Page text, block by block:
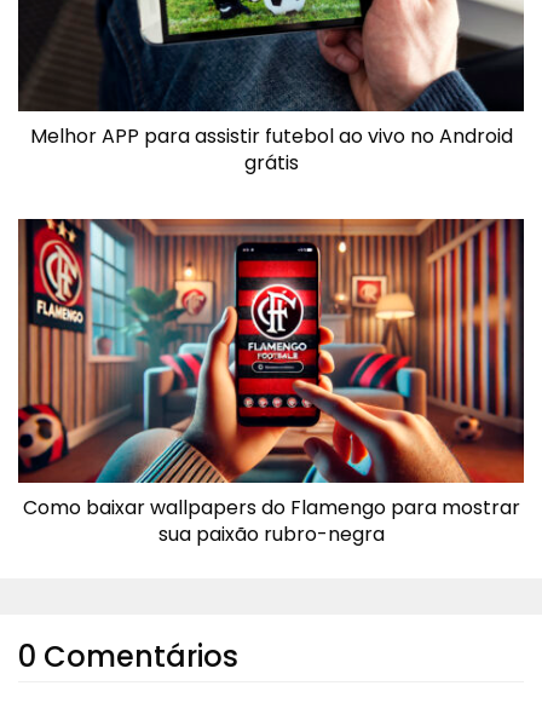
Melhor APP para assistir futebol ao vivo no Android
grátis
Como baixar wallpapers do Flamengo para mostrar
sua paixão rubro-negra
0 Comentários